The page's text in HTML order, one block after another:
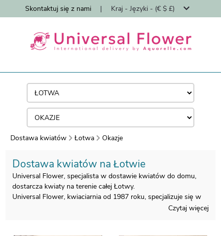
Skontaktuj się z nami | Kraj - Języki - (€ $ £)
Dostawa kwiatów Łotwa Okazje
Dostawa kwiatów na Łotwie
Universal Flower, specjalista w dostawie kwiatów do domu,
dostarcza kwiaty na terenie całej Łotwy.
Universal Flower, kwiaciarnia od 1987 roku, specjalizuje się w
dostawie bukietów kwiatowych do domu przez florystów.
Czytaj więcej